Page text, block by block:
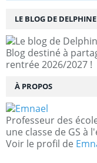
LE BLOG DE DELPHINE
Blog destiné à
rentrée 2026/2027 !
À PROPOS
Professeur des
une classe de GS à
Voir le profil de